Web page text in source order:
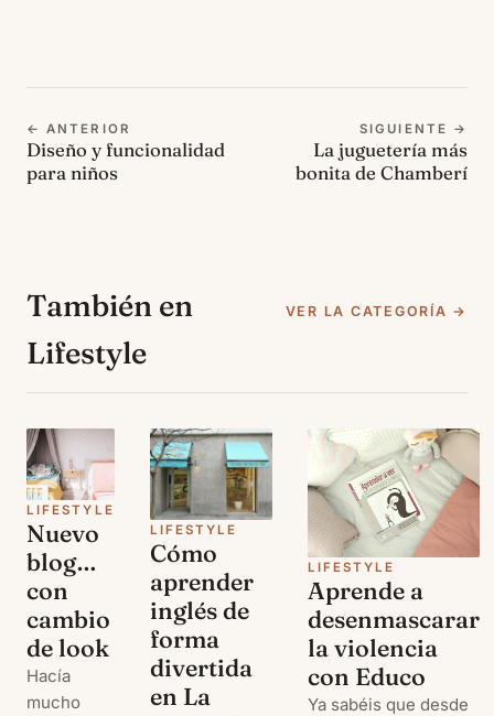
← ANTERIOR
Diseño y funcionalidad
para niños
SIGUIENTE →
La juguetería más
bonita de Chamberí
También en
Lifestyle
VER LA CATEGORÍA →
LIFESTYLE
Nuevo
blog…
con
cambio
de look
Hacía
mucho
LIFESTYLE
Cómo
aprender
inglés de
forma
divertida
en La
LIFESTYLE
Aprende a
desenmascarar
la violencia
con Educo
Ya sabéis que desde